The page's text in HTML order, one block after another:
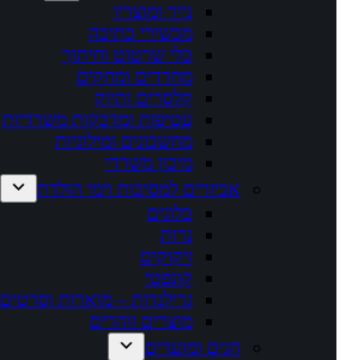
נייר ומוצריו
מכשירי כתיבה
כלי שרטוט וחיתוך
מחדדים ומחקים
קלסרים ותיוק
עטיפות ומדבקות משרדיות
מחשבונים ומילוניות
מיכון משרדי
אביזרים למסיבות וימי הולדת
בלונים
נרות
זיקוקים
קונפטי
גרילנדות – מוארות וסרטים
מוצרים זוהרים
חגים ומועדים